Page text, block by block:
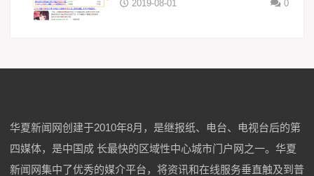
2019-08-01 0
华夏新闻网创建于2010年8月，是继报纸、电台、电视台后的第
四媒体，是中国成 长最快的区域性中心城市门户网之一。华夏
新闻网集中了优秀的媒介平台，将资讯和在线服务垂直触及到普